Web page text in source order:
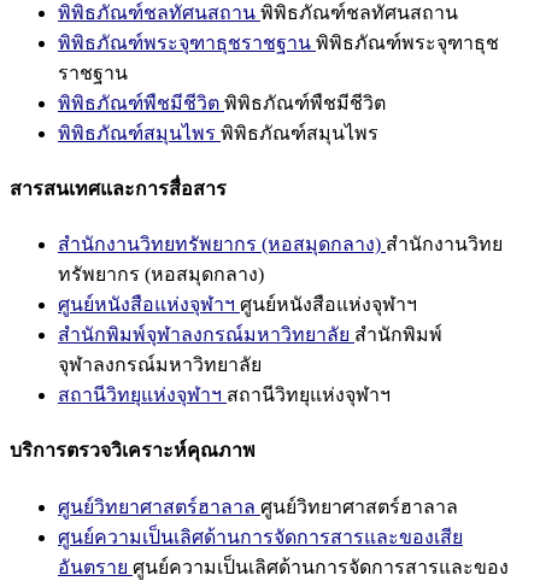
พิพิธภัณฑ์ชลทัศนสถาน พิพิธภัณฑ์ชลทัศนสถาน
พิพิธภัณฑ์พระจุฑาธุชราชฐาน พิพิธภัณฑ์พระจุฑาธุช
ราชฐาน
พิพิธภัณฑ์พืชมีชีวิต พิพิธภัณฑ์พืชมีชีวิต
พิพิธภัณฑ์สมุนไพร พิพิธภัณฑ์สมุนไพร
สารสนเทศและการสื่อสาร
สำนักงานวิทยทรัพยากร (หอสมุดกลาง) สำนักงานวิทย
ทรัพยากร (หอสมุดกลาง)
ศูนย์หนังสือแห่งจุฬาฯ ศูนย์หนังสือแห่งจุฬาฯ
สำนักพิมพ์จุฬาลงกรณ์มหาวิทยาลัย สำนักพิมพ์
จุฬาลงกรณ์มหาวิทยาลัย
สถานีวิทยุแห่งจุฬาฯ สถานีวิทยุแห่งจุฬาฯ
บริการตรวจวิเคราะห์คุณภาพ
ศูนย์วิทยาศาสตร์ฮาลาล ศูนย์วิทยาศาสตร์ฮาลาล
ศูนย์ความเป็นเลิศด้านการจัดการสารและของเสีย
อันตราย ศูนย์ความเป็นเลิศด้านการจัดการสารและของ